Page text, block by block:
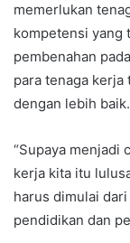
memerlukan
kompetensi yang
pembenahan
para tenaga
dengan lebih baik.
“Supaya menjadi
kerja kita itu
harus dimulai
pendidikan dan